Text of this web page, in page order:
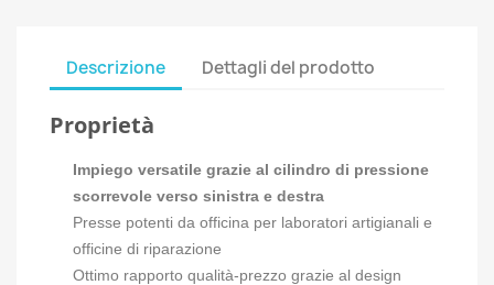
Descrizione Dettagli del prodotto
Proprietà
Impiego versatile grazie al cilindro di pressione
scorrevole verso sinistra e destra
Presse potenti da officina per laboratori artigianali e
officine di riparazione
Ottimo rapporto qualità-prezzo grazie al design